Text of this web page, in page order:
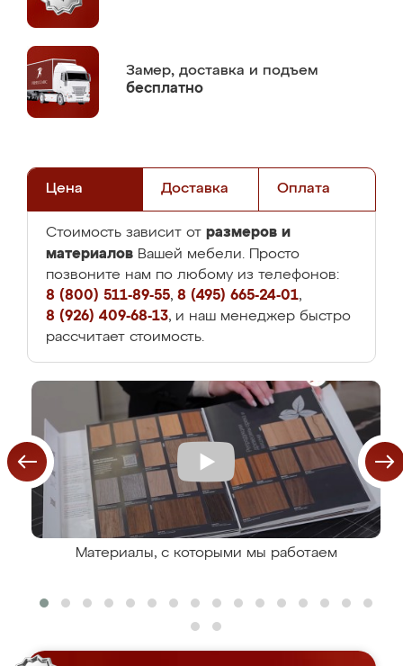
Замер, доставка и подъем
бесплатно
Цена Доставка Оплата
Стоимость зависит от размеров и
материалов Вашей мебели. Просто
позвоните нам по любому из телефонов:
8 (800) 511-89-55, 8 (495) 665-24-01,
8 (926) 409-68-13, и наш менеджер быстро
рассчитает стоимость.
Материалы, с которыми мы работаем